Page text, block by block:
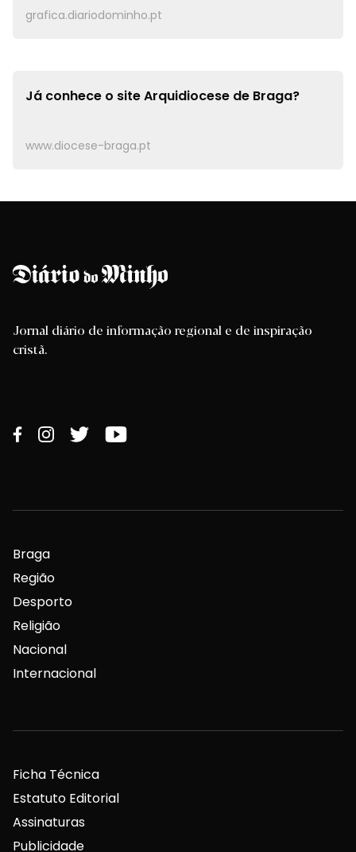
grafica.diariodominho.pt
Já conhece o siteArquidiocese de Braga?
www.diocese-braga.pt
Jornal diário de informação regional e de inspiração
cristã.
Braga
Região
Desporto
Religião
Nacional
Internacional
Ficha Técnica
Estatuto Editorial
Assinaturas
Publicidade